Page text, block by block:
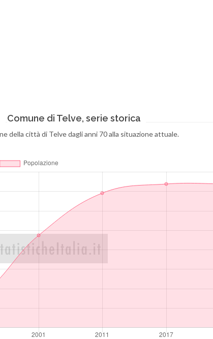
Comune di Telve, serie storica
della città di Telve dagli anni 70 alla situazione attuale.